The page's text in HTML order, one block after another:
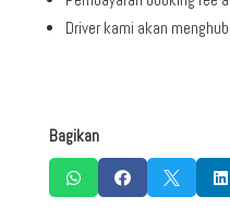
Driver kami akan
Bagikan
   